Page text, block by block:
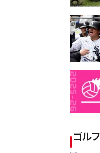
ゴルフ